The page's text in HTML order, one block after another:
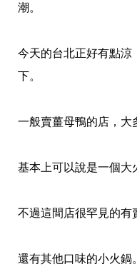
潮。
今天的台北正好有點涼
下。
一般賣薑母鴨的店，大
基本上可以說是一個大
不過這間店很罕見的有
還有其他口味的小火鍋。